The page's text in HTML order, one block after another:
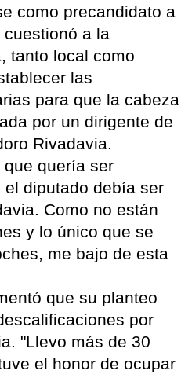
como precandidato a
a la
tanto local como
las
para que la cabeza
por un dirigente de
Rivadavia.
quería ser
diputado debía ser
Como no están
y lo único que se
me bajo de esta
que su planteo
por
"Llevo más de 30
el honor de ocupar